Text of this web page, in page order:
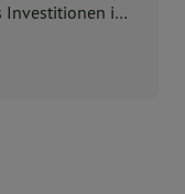
Investitionen in